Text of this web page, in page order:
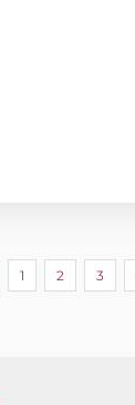
1 2 3